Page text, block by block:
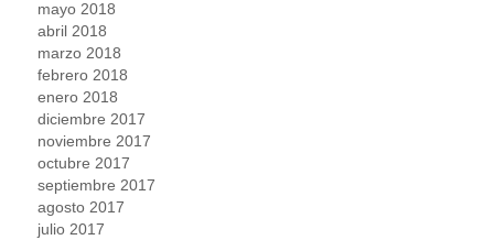
mayo 2018
abril 2018
marzo 2018
febrero 2018
enero 2018
diciembre 2017
noviembre 2017
octubre 2017
septiembre 2017
agosto 2017
julio 2017